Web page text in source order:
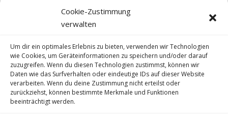
Cookie-Zustimmung
verwalten
Um dir ein optimales Erlebnis zu bieten, verwenden wir Technologien
wie Cookies, um Geräteinformationen zu speichern und/oder darauf
zuzugreifen. Wenn du diesen Technologien zustimmst, können wir
Daten wie das Surfverhalten oder eindeutige IDs auf dieser Website
verarbeiten. Wenn du deine Zustimmung nicht erteilst oder
zurückziehst, können bestimmte Merkmale und Funktionen
beeinträchtigt werden.